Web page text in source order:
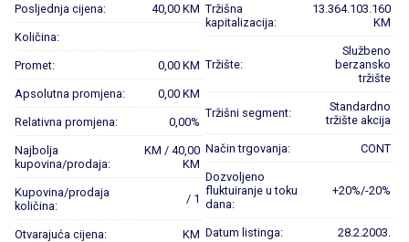
Posljednja cijena: 40,00 KM
Količina:
Promet: 0,00 KM
Apsolutna promjena: 0,00 KM
Relativna promjena: 0,00%
Najbolja
kupovina/prodaja:
KM / 40,00
KM
Kupovina/prodaja
količina:
/ 1
Otvarajuća cijena: KM
Tržišna
kapitalizacija:
13.364.103.160
KM
Tržište:
Službeno
berzansko
tržište
Tržišni segment:
Standardno
tržište akcija
Način trgovanja: CONT
Dozvoljeno
fluktuiranje u toku
dana:
+20%/-20%
Datum listinga: 28.2.2003.